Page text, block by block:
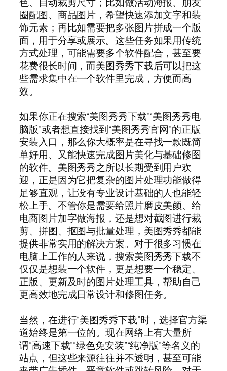
圈配图、商品图片，希望快速添加文字和装
饰元素；再比如需要把多张图片拼成一个版
面，用于分享或展示。这些任务如果用传统
方式处理，可能需要多个软件配合，甚至要
花费很长时间，而美图秀秀下载后可以把这
些需求集中在一个软件里完成，方便而高
效。
如果你正在搜索“美图秀秀下载”“美图秀秀电
脑版”或者想直接找到“美图秀秀官网”的正版
安装入口，那么你大概率是在寻找一款既简
单好用、又能快速完成图片美化与基础修图
的软件。美图秀秀之所以长期受到用户欢
迎，正是因为它把复杂的图片处理功能做得
足够直观，让没有专业设计基础的人也能轻
松上手。不管你是需要给照片磨皮美颜、给
电商图片加字做海报，还是想对截图进行裁
剪、拼图、抠图与批量处理，美图秀秀都能
提供非常实用的解决方案。对于很多习惯在
电脑上工作的人来说，搜索美图秀秀下载不
仅仅是想装一个软件，更是想要一个稳定、
正版、更新及时的图片处理工具，帮助自己
更高效地完成日常设计和修图任务。
当然，在进行“美图秀秀下载”时，选择官方渠
道始终是第一位的。现在网络上有大量所
谓“高速下载”“绿色免安装”“纯净版”等名义的
站点，但这些来源往往并不透明，甚至可能